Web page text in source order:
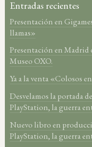
Entradas recientes
Presentación en
llamas»
Presentación en Madrid
Museo OXO.
Ya a la venta «Colosos
Desvelamos la portada
PlayStation, la guerra
Nuevo libro en
PlayStation, la guerra